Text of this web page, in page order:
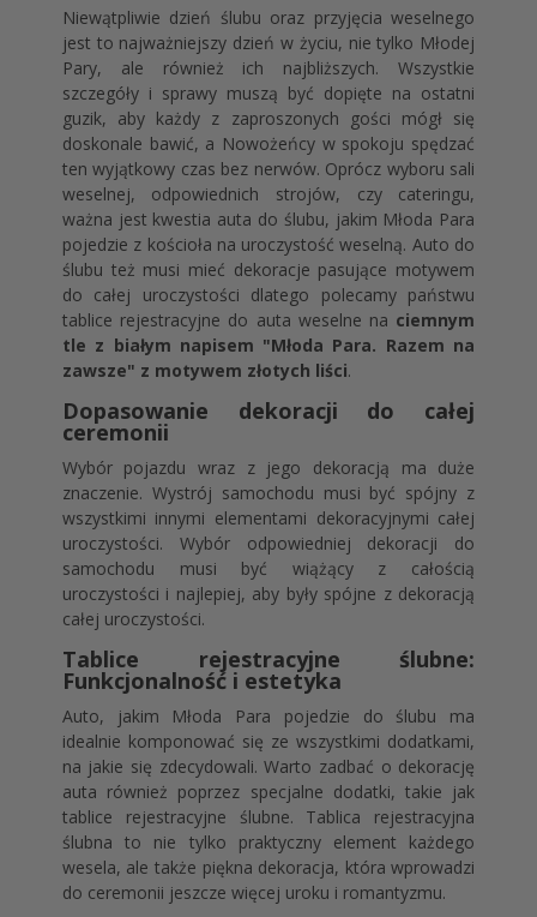
Niewątpliwie dzień ślubu oraz przyjęcia weselnego
jest to najważniejszy dzień w życiu, nie tylko Młodej
Pary, ale również ich najbliższych. Wszystkie
szczegóły i sprawy muszą być dopięte na ostatni
guzik, aby każdy z zaproszonych gości mógł się
doskonale bawić, a Nowożeńcy w spokoju spędzać
ten wyjątkowy czas bez nerwów. Oprócz wyboru sali
weselnej, odpowiednich strojów, czy cateringu,
ważna jest kwestia auta do ślubu, jakim Młoda Para
pojedzie z kościoła na uroczystość weselną. Auto do
ślubu też musi mieć dekoracje pasujące motywem
do całej uroczystości dlatego polecamy państwu
tablice rejestracyjne do auta weselne na ciemnym
tle z białym napisem "Młoda Para. Razem na
zawsze" z motywem złotych liści.
Dopasowanie dekoracji do całej
ceremonii
Wybór pojazdu wraz z jego dekoracją ma duże
znaczenie. Wystrój samochodu musi być spójny z
wszystkimi innymi elementami dekoracyjnymi całej
uroczystości. Wybór odpowiedniej dekoracji do
samochodu musi być wiążący z całością
uroczystości i najlepiej, aby były spójne z dekoracją
całej uroczystości.
Tablice rejestracyjne ślubne:
Funkcjonalność i estetyka
Auto, jakim Młoda Para pojedzie do ślubu ma
idealnie komponować się ze wszystkimi dodatkami,
na jakie się zdecydowali. Warto zadbać o dekorację
auta również poprzez specjalne dodatki, takie jak
tablice rejestracyjne ślubne. Tablica rejestracyjna
ślubna to nie tylko praktyczny element każdego
wesela, ale także piękna dekoracja, która wprowadzi
do ceremonii jeszcze więcej uroku i romantyzmu.